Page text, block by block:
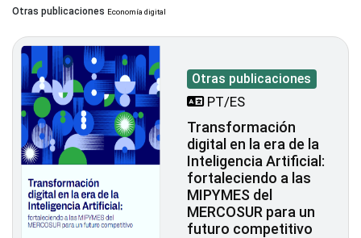
Otras publicaciones Economía digital
Otras publicaciones
PT/ES
Transformación
digital en la era de la
Inteligencia Artificial:
fortaleciendo a las
MIPYMES del
MERCOSUR para un
futuro competitivo